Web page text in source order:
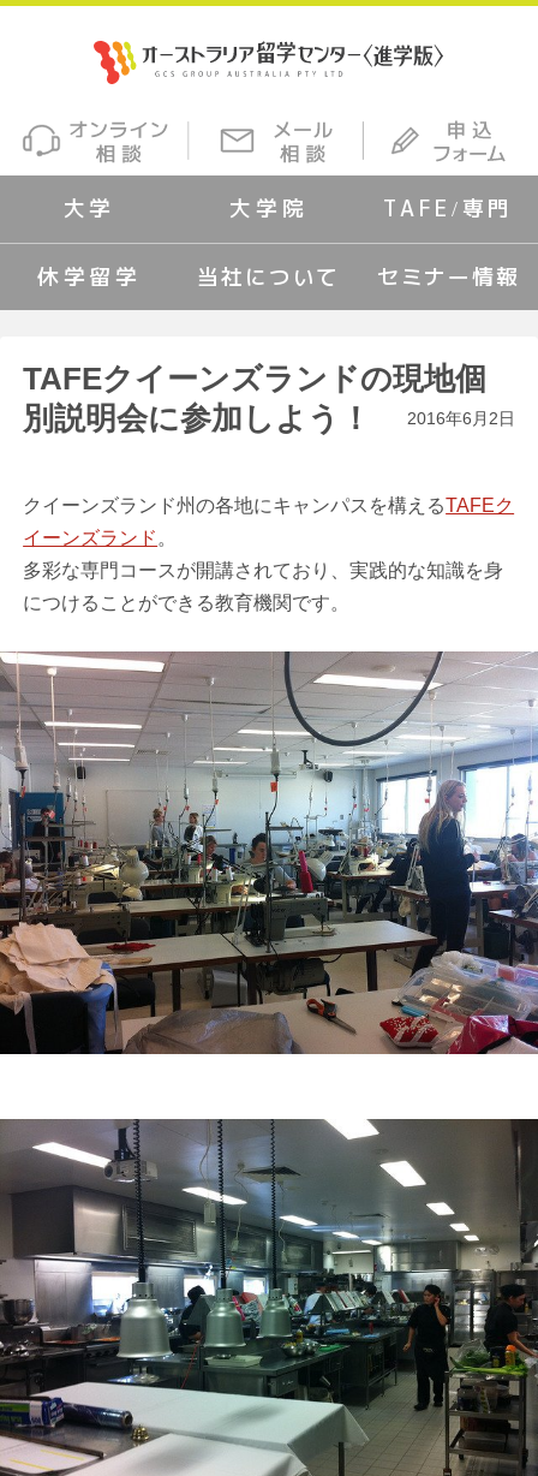
大学 大学院 TAFE/専門
休学留学 当社について セミナー情報
TAFEクイーンズランドの現地個
別説明会に参加しよう！
2016年6月2日
クイーンズランド州の各地にキャンパスを構えるTAFEク
イーンズランド 。
多彩な専門コースが開講されており、実践的な知識を身
につけることができる教育機関です。